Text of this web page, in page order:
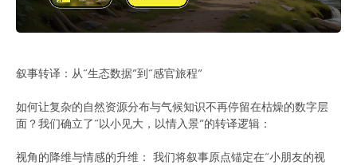
叙事转译：从“生态数据”到“感官旅程”
如何让复杂的自然资源分布与气候知识不再停留在枯燥的数字层
面？我们确立了“以小见大，以情入景”的转译逻辑：
视角的降维与情感的升维： 我们将叙事原点锚定在“小朋友的视